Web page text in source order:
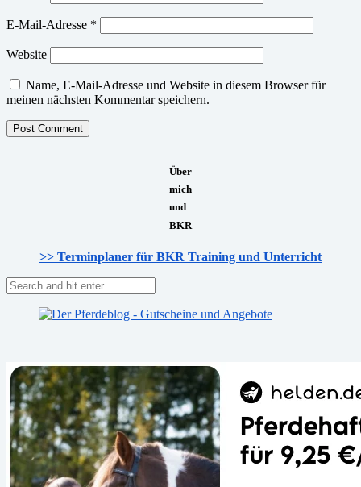
E-Mail-Adresse *
Website
Name, E-Mail-Adresse und Website in diesem Browser für
meinen nächsten Kommentar speichern.
Über
mich
und
BKR
>> Terminplaner für BKR Training und Unterricht